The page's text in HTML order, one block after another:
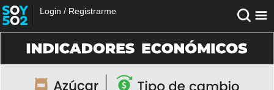
Login / Registrarme